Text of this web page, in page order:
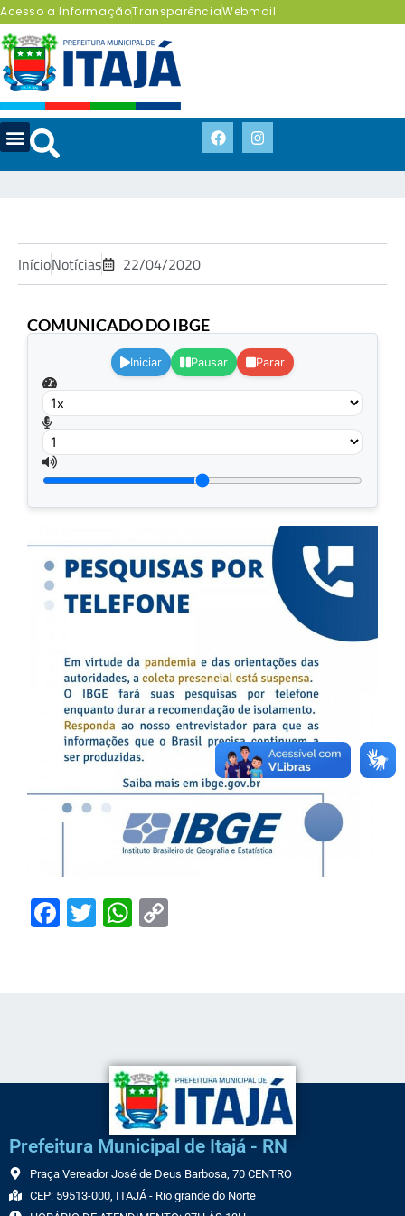
Acesso a InformaçãoTransparênciaWebmail
InícioNotícias 22/04/2020
COMUNICADO DO IBGE
Iniciar Pausar Parar
Facebook
TwitterWhatsApp
Prefeitura Municipal de Itajá - RN
Praça Vereador José de Deus Barbosa, 70 CENTRO
CEP: 59513-000, ITAJÁ - Rio grande do Norte